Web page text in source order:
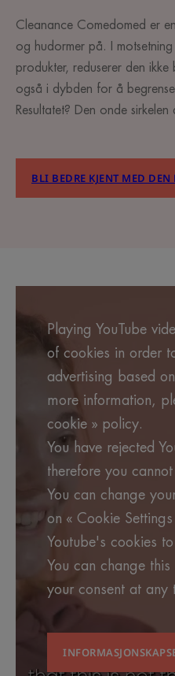
Cleanance Comedomed er
og hudormer på. I
produkter, reduserer den ikke
også i dybden for å
Resultatet? Den onde sirkelen
BLI BEDRE KJENT MED DEN
Playing YouTube
of cookies in order
advertising based
more information,
cookie » policy.
You have rejected
therefore you
You can change
on « Cookie
Youtube's cookies
You can change
your consent at any